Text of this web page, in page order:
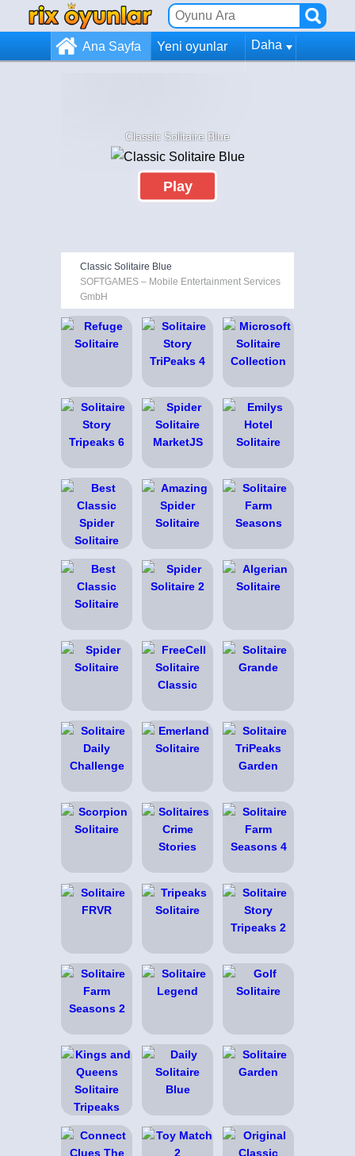
Ana Sayfa Yeni oyunlar Daha
Classic Solitaire Blue
Play
Classic Solitaire Blue
SOFTGAMES – Mobile Entertainment Services
GmbH